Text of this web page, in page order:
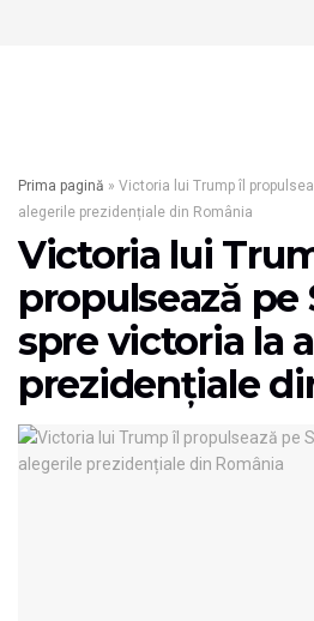
Prima pagină » Victoria lui Trump îl
alegerile prezidențiale din România
Victoria lui
propulsează pe
spre victoria la
prezidențiale